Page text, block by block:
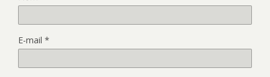
E-mail *